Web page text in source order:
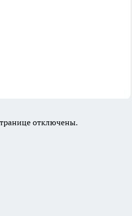
отключены.